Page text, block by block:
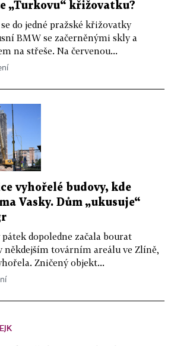
„Turkovu“ křižovatku?
do jedné pražské křižovatky
BMW se začerněnými skly a
na střeše. Na červenou...
vyhořelé budovy, kde
Vasky. Dům „ukusuje“
dopoledne začala bourat
někdejším továrním areálu ve Zlíně,
Zničený objekt...